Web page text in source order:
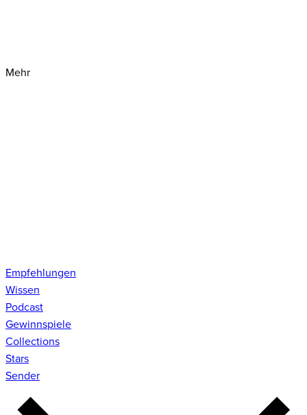
Mehr
Empfehlungen
Wissen
Podcast
Gewinnspiele
Collections
Stars
Sender